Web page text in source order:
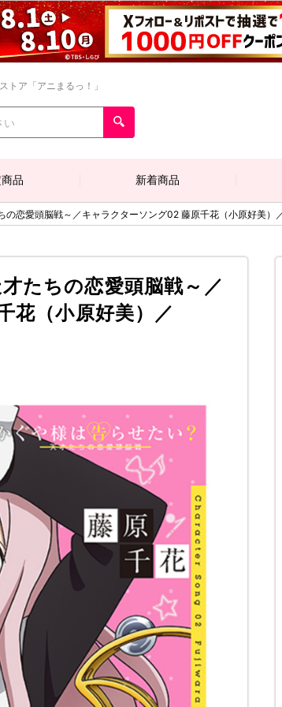
トア「アニまるっ！」
品 新着商品
恋愛頭脳戦～／キャラクターソング02 藤原千花（小原好美）
たちの恋愛頭脳戦～／
花（小原好美）／